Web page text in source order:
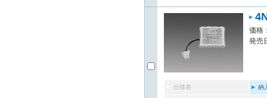
価格
発売
仕様表 納